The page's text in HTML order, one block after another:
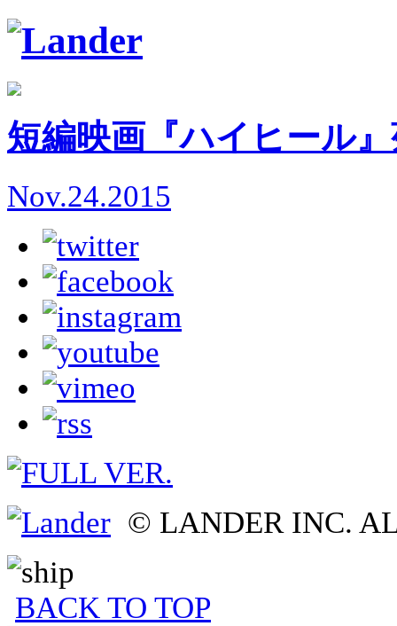
短編映画『ハイヒール
Nov.24.2015
© LANDER INC.
BACK TO TOP